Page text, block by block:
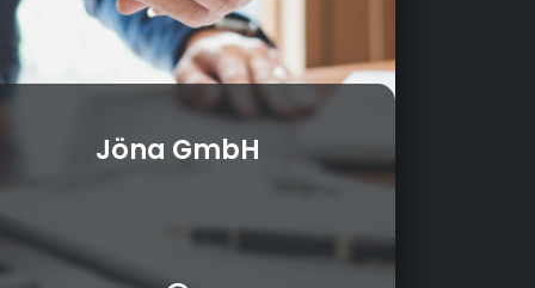
Jöna GmbH